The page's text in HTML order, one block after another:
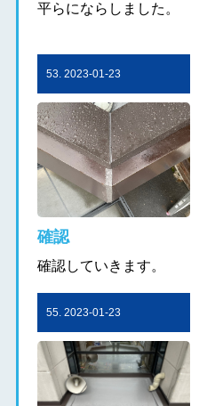
平らにならしました。
53. 2023-01-23
確認
確認していきます。
55. 2023-01-23